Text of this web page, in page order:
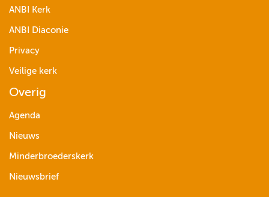
ANBI Kerk
ANBI Diaconie
Privacy
Veilige kerk
Overig
Agenda
Nieuws
Minderbroederskerk
Nieuwsbrief